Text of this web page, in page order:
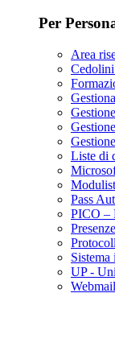
Per
Area
Liste di
Pass
PICO –
UP -